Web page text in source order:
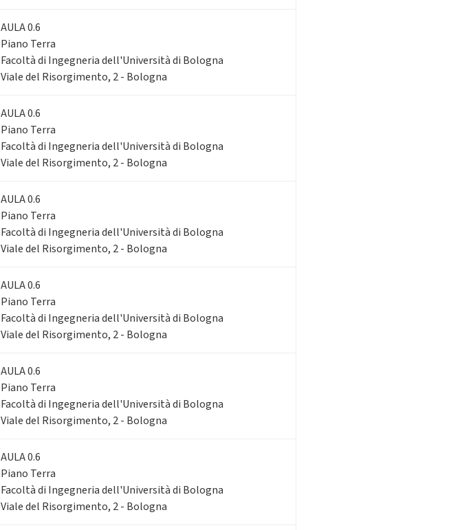
AULA 0.6
Piano Terra
Facoltà di Ingegneria dell'Università di Bologna
Viale del Risorgimento, 2 - Bologna
AULA 0.6
Piano Terra
Facoltà di Ingegneria dell'Università di Bologna
Viale del Risorgimento, 2 - Bologna
AULA 0.6
Piano Terra
Facoltà di Ingegneria dell'Università di Bologna
Viale del Risorgimento, 2 - Bologna
AULA 0.6
Piano Terra
Facoltà di Ingegneria dell'Università di Bologna
Viale del Risorgimento, 2 - Bologna
AULA 0.6
Piano Terra
Facoltà di Ingegneria dell'Università di Bologna
Viale del Risorgimento, 2 - Bologna
AULA 0.6
Piano Terra
Facoltà di Ingegneria dell'Università di Bologna
Viale del Risorgimento, 2 - Bologna